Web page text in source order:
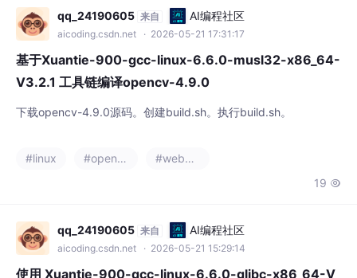
正确性校验：通过npm install后检查文件是否
被修改，验证冲突处理是否合理。团队需统一.
qq_24190605 来自 AI编程社区
aicoding.csdn.net · 2026-05-21 17:31:17
基于Xuantie-900-gcc-linux-6.6.0-musl32-x86_64-
V3.2.1 工具链编译opencv-4.9.0
下载opencv-4.9.0源码。创建build.sh。执行build.sh。
#linux
19 
qq_24190605 来自 AI编程社区
aicoding.csdn.net · 2026-05-21 15:29:14
使用 Xuantie-900-gcc-linux-6.6.0-glibc-x86_64-V